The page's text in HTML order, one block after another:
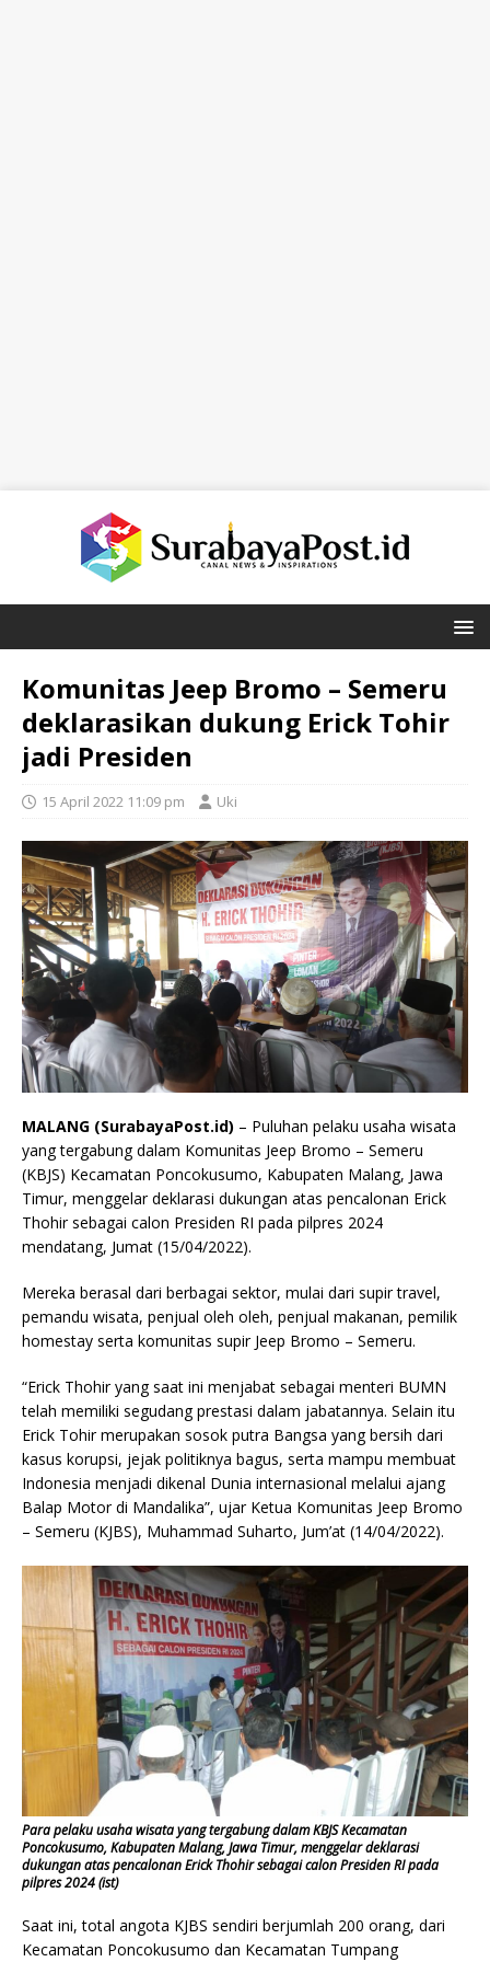
Komunitas Jeep Bromo – Semeru
deklarasikan dukung Erick Tohir
jadi Presiden
15 April 2022 11:09 pm Uki
MALANG (SurabayaPost.id) – Puluhan pelaku usaha wisata
yang tergabung dalam Komunitas Jeep Bromo – Semeru
(KBJS) Kecamatan Poncokusumo, Kabupaten Malang, Jawa
Timur, menggelar deklarasi dukungan atas pencalonan Erick
Thohir sebagai calon Presiden RI pada pilpres 2024
mendatang, Jumat (15/04/2022).
Mereka berasal dari berbagai sektor, mulai dari supir travel,
pemandu wisata, penjual oleh oleh, penjual makanan, pemilik
homestay serta komunitas supir Jeep Bromo – Semeru.
“Erick Thohir yang saat ini menjabat sebagai menteri BUMN
telah memiliki segudang prestasi dalam jabatannya. Selain itu
Erick Tohir merupakan sosok putra Bangsa yang bersih dari
kasus korupsi, jejak politiknya bagus, serta mampu membuat
Indonesia menjadi dikenal Dunia internasional melalui ajang
Balap Motor di Mandalika”, ujar Ketua Komunitas Jeep Bromo
– Semeru (KJBS), Muhammad Suharto, Jum’at (14/04/2022).
Para pelaku usaha wisata yang tergabung dalam KBJS Kecamatan
Poncokusumo, Kabupaten Malang, Jawa Timur, menggelar deklarasi
dukungan atas pencalonan Erick Thohir sebagai calon Presiden RI pada
pilpres 2024 (ist)
Saat ini, total angota KJBS sendiri berjumlah 200 orang, dari
Kecamatan Poncokusumo dan Kecamatan Tumpang